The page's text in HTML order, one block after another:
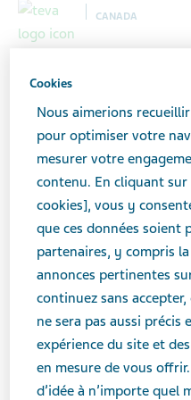
CANADA
Résultats
Effectuez une
vous cherchez. Si
Teva, effectuez une
catalogues de
communiquer avec
Recherche
Cookies
Nous aimerions
pour optimiser votre
mesurer votre
contenu. En cliquant
cookies], vous y
que ces données soient
partenaires, y compris
annonces pertinentes
continuez sans
ne sera pas aussi
expérience du site et
en mesure de vous
d’idée à n’importe quel